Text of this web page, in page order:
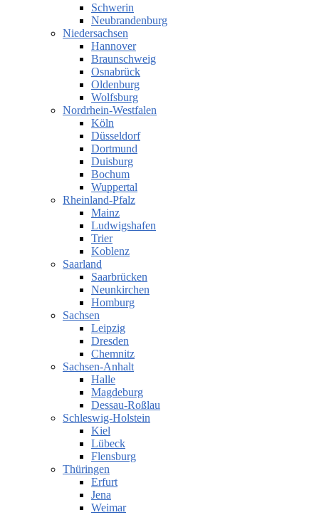
Schwerin
Neubrandenburg
Niedersachsen
Hannover
Braunschweig
Osnabrück
Oldenburg
Wolfsburg
Nordrhein-Westfalen
Köln
Düsseldorf
Dortmund
Duisburg
Bochum
Wuppertal
Rheinland-Pfalz
Mainz
Ludwigshafen
Trier
Koblenz
Saarland
Saarbrücken
Neunkirchen
Homburg
Sachsen
Leipzig
Dresden
Chemnitz
Sachsen-Anhalt
Halle
Magdeburg
Dessau-Roßlau
Schleswig-Holstein
Kiel
Lübeck
Flensburg
Thüringen
Erfurt
Jena
Weimar